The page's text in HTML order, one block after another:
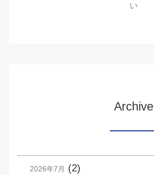
い
Archive
2026年7月 (2)